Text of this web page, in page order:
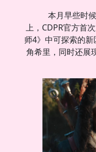
本月早些时
上，CDPR官方首
师4》中可探索的
角希里，同时还展